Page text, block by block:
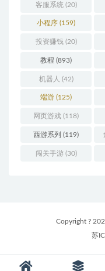
客服系统 (20)
小程序 (159)
投资赚钱 (20)
教程 (893)
机器人 (42)
端游 (125)
网页游戏 (118)
西游系列 (119)
闯关手游(30)
Copyright ?
苏